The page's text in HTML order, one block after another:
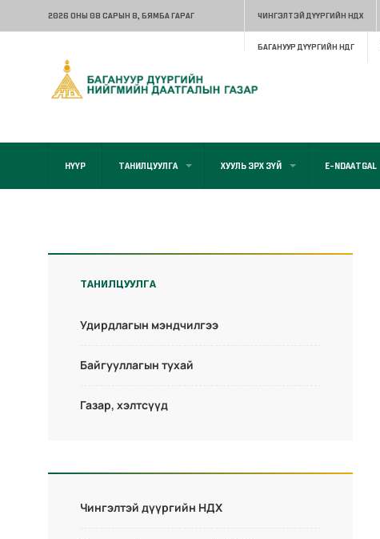
2026 ОНЫ 08 САРЫН 8, БЯМБА ГАРАГ ЧИНГЭЛТЭЙ ДҮҮРГИЙН НДХ
БАГАНУУР ДҮҮРГИЙН НДГ
НҮҮР ТАНИЛЦУУЛГА ХУУЛЬ ЭРХ ЗҮЙ E-NDAATGAL
ТАНИЛЦУУЛГА
Удирдлагын мэндчилгээ
Байгууллагын тухай
Газар, хэлтсүүд
Чингэлтэй дүүргийн НДХ